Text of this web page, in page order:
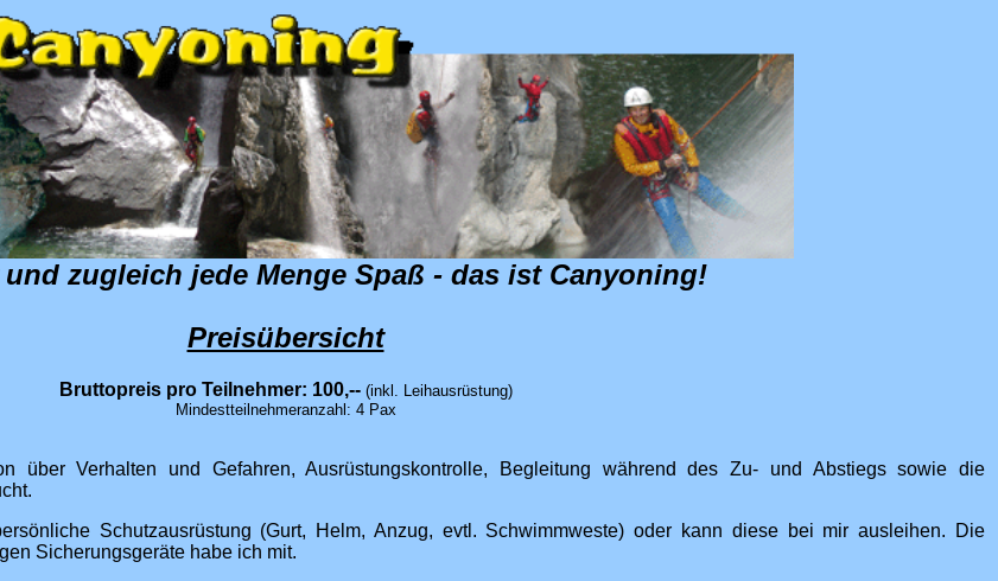
zugleich jede Menge Spaß - das ist Canyoning!
Preisübersicht
Bruttopreis pro Teilnehmer: 100,-- (inkl. Leihausrüstung)
Mindestteilnehmeranzahl: 4 Pax
über Verhalten und Gefahren, Ausrüstungskontrolle, Begleitung während des Zu- und Abstiegs sowie die
Schutzausrüstung (Gurt, Helm, Anzug, evtl. Schwimmweste) oder kann diese bei mir ausleihen. Die
Sicherungsgeräte habe ich mit.